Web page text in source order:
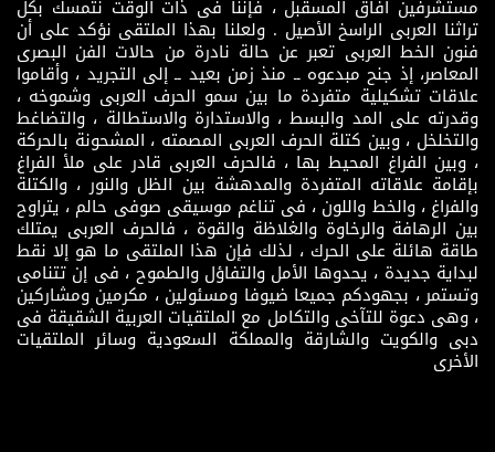
مستشرفين آفاق المسقبل ، فإننا فى ذات الوقت نتمسك بكل
تراثنا العربى الراسخ الأصيل . ولعلنا بهذا الملتقى نؤكد على أن
فنون الخط العربى تعبر عن حالة نادرة من حالات الفن البصرى
المعاصر، إذ جنح مبدعوه ــ منذ زمن بعيد ــ إلى التجريد ، وأقاموا
علاقات تشكيلية متفردة ما بين سمو الحرف العربى وشموخه ،
وقدرته على المد والبسط ، والاستدارة والاستطالة ، والتضاغط
والتخلخل ، وبين كتلة الحرف العربى المصمته ، المشحونة بالحركة
، وبين الفراغ المحيط بها ، فالحرف العربى قادر على ملأ الفراغ
بإقامة علاقاته المتفردة والمدهشة بين الظل والنور ، والكتلة
والفراغ ، والخط واللون ، فى تناغم موسيقى صوفى حالم ، يتراوح
بين الرهافة والرخاوة والغلاظة والقوة ، فالحرف العربى يمتلك
طاقة هائلة على الحرك ، لذلك فإن هذا الملتقى ما هو إلا نقط
لبداية جديدة ، يحدوها الأمل والتفاؤل والطموح ، فى إن تتنامى
وتستمر ، بجهودكم جميعا ضيوفا ومسئولين ، مكرمين ومشاركين
، وهى دعوة للتآخى والتكامل مع الملتقيات العربية الشقيقة فى
دبى والكويت والشارقة والمملكة السعودية وسائر الملتقيات
الأخرى